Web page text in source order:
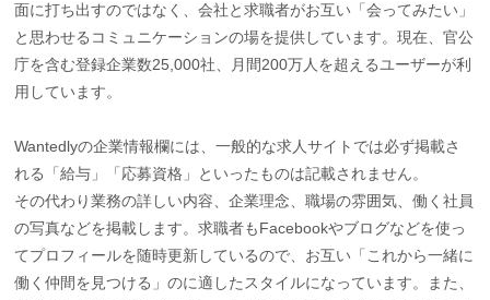
面に打ち出すのではなく、会社と求職者がお互い「会ってみたい」
と思わせるコミュニケーションの場を提供しています。現在、官公
庁を含む登録企業数25,000社、月間200万人を超えるユーザーが利
用しています。
Wantedlyの企業情報欄には、一般的な求人サイトでは必ず掲載さ
れる「給与」「応募資格」といったものは記載されません。
その代わり業務の詳しい内容、企業理念、職場の雰囲気、働く社員
の写真などを掲載します。求職者もFacebookやブログなどを使っ
てプロフィールを随時更新しているので、お互い「これから一緒に
働く仲間を見つける」のに適したスタイルになっています。また、